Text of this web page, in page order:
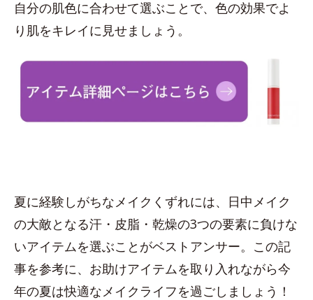
自分の肌色に合わせて選ぶことで、色の効果でよ
り肌をキレイに見せましょう。
夏に経験しがちなメイクくずれには、日中メイク
の大敵となる汗・皮脂・乾燥の3つの要素に負けな
いアイテムを選ぶことがベストアンサー。この記
事を参考に、お助けアイテムを取り入れながら今
年の夏は快適なメイクライフを過ごしましょう！